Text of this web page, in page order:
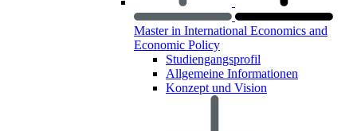
Master in International Economics and
Economic Policy
Studiengangsprofil
Allgemeine Informationen
Konzept und Vision